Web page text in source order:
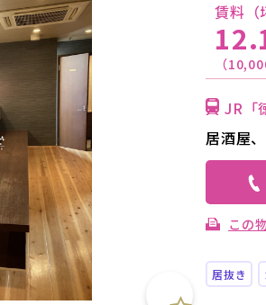
賃料（
（
JR「
居酒屋
この
居抜き